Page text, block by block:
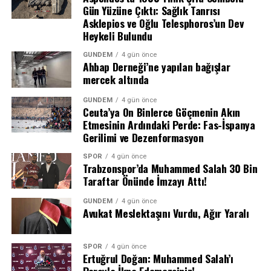
Bu tespitin teyidine ilişkin Milli Güvenlik Kurulu
kararının Resmi Gazete’de yayımlanmasıyla birlikte,
kapsama giren kişiler hakkındaki soruşturma,
basınç ve ısı, maddenin patlamasına neden oldu.
Patlamanın etkisiyle çevrede bulunan 3 tesisatçı ve 3
market çalışanı yaralandı.
Yaralılar Hastaneye Kaldırıldı
oluşan 6 kişi, olay yerine sevk edilen sağlık ekipleri
tarafından ambulansla Şanlıurfa kent merkezindeki
hastanelere kaldırıldı. Yaralıların sağlık durumlarına
ilişkin henüz resmi bir açıklama yapılmazken,
tedavilerinin devam ettiği öğrenildi.
Olay Yerinde İnceleme
Patlamanın ardından bölgeye polis ve AFAD ekipleri
sevk edildi. Ekipler olay yerinde detaylı inceleme
başlatarak patlamanın kesin nedeni ve olası ihmaller
konusunda soruşturma başlattı.
Gün Yüzüne Çıktı: Sağlık Tanrısı
Asklepios ve Oğlu Telesphoros’un Dev
Heykeli Bulundu
GÜNDEM 4 gün önce
Ahbap Derneği’ne yapılan bağışlar
mercek altında
GÜNDEM 4 gün önce
Ceuta’ya On Binlerce Göçmenin Akın
Etmesinin Ardındaki Perde: Fas-İspanya
Gerilimi ve Dezenformasyon
SPOR 4 gün önce
Trabzonspor’da Muhammed Salah 30 Bin
Taraftar Önünde İmzayı Attı!
GÜNDEM 4 gün önce
Avukat Meslektaşını Vurdu, Ağır Yaralı
SPOR 4 gün önce
Ertuğrul Doğan: Muhammed Salah’ı